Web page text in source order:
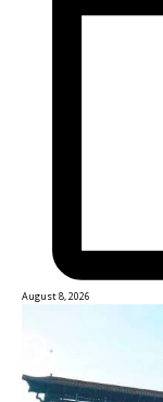
August 8, 2026